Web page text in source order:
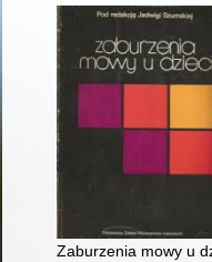
Zaburzenia mowy u